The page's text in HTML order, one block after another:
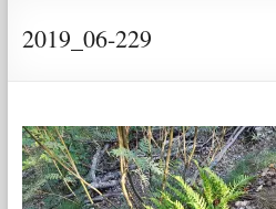
2019_06-229